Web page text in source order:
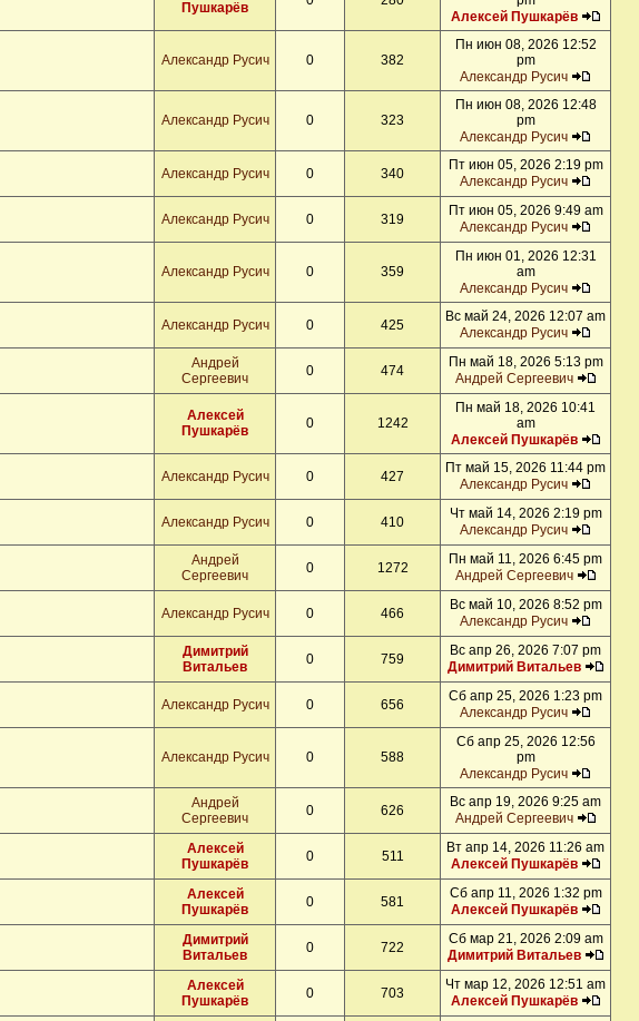
Пушкарёв
Алексей Пушкарёв
Александр Русич 0 382
Пн июн 08, 2026 12:52
pm
Александр Русич
Александр Русич 0 323
Пн июн 08, 2026 12:48
pm
Александр Русич
Александр Русич 0 340
Пт июн 05, 2026 2:19 pm
Александр Русич
Александр Русич 0 319
Пт июн 05, 2026 9:49 am
Александр Русич
Александр Русич 0 359
Пн июн 01, 2026 12:31
am
Александр Русич
Александр Русич 0 425
Вс май 24, 2026 12:07 am
Александр Русич
Андрей
Сергеевич
0 474
Пн май 18, 2026 5:13 pm
Андрей Сергеевич
Алексей
Пушкарёв
0 1242
Пн май 18, 2026 10:41
am
Алексей Пушкарёв
Александр Русич 0 427
Пт май 15, 2026 11:44 pm
Александр Русич
Александр Русич 0 410
Чт май 14, 2026 2:19 pm
Александр Русич
Андрей
Сергеевич
0 1272
Пн май 11, 2026 6:45 pm
Андрей Сергеевич
Александр Русич 0 466
Вс май 10, 2026 8:52 pm
Александр Русич
Димитрий
Витальев
0 759
Вс апр 26, 2026 7:07 pm
Димитрий Витальев
Александр Русич 0 656
Сб апр 25, 2026 1:23 pm
Александр Русич
Александр Русич 0 588
Сб апр 25, 2026 12:56
pm
Александр Русич
Андрей
Сергеевич
0 626
Вс апр 19, 2026 9:25 am
Андрей Сергеевич
Алексей
Пушкарёв
0 511
Вт апр 14, 2026 11:26 am
Алексей Пушкарёв
Алексей
Пушкарёв
0 581
Сб апр 11, 2026 1:32 pm
Алексей Пушкарёв
Димитрий
Витальев
0 722
Сб мар 21, 2026 2:09 am
Димитрий Витальев
Алексей
Пушкарёв
0 703
Чт мар 12, 2026 12:51 am
Алексей Пушкарёв